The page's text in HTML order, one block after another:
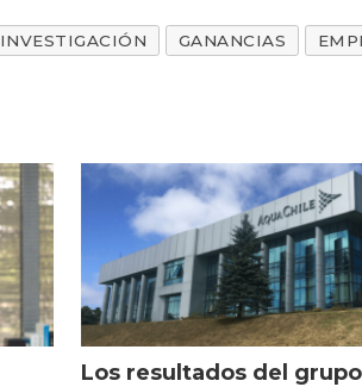
INVESTIGACIÓN GANANCIAS
Los resultados del